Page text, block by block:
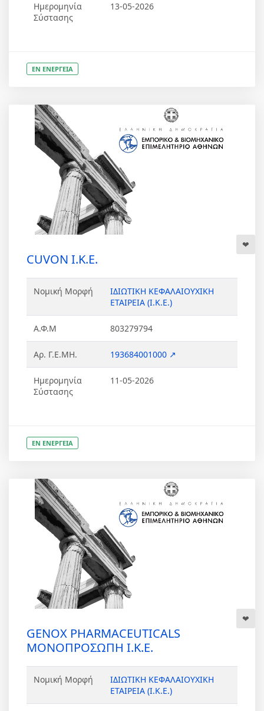
Ημερομηνία
Σύστασης
13-05-2026
ΕΝ ΕΝΕΡΓΕΙΑ
CUVON Ι.Κ.Ε.
Νομική Μορφή
ΙΔΙΩΤΙΚΗ ΚΕΦΑΛΑΙΟΥΧΙΚΗ
ΕΤΑΙΡΕΙΑ (Ι.Κ.Ε.)
Α.Φ.Μ 803279794
Αρ. Γ.Ε.ΜΗ. 193684001000 ↗
Ημερομηνία
Σύστασης
11-05-2026
ΕΝ ΕΝΕΡΓΕΙΑ
GENOX PHARMACEUTICALS
ΜΟΝΟΠΡΟΣΩΠΗ Ι.Κ.Ε.
Νομική Μορφή
ΙΔΙΩΤΙΚΗ ΚΕΦΑΛΑΙΟΥΧΙΚΗ
ΕΤΑΙΡΕΙΑ (Ι.Κ.Ε.)